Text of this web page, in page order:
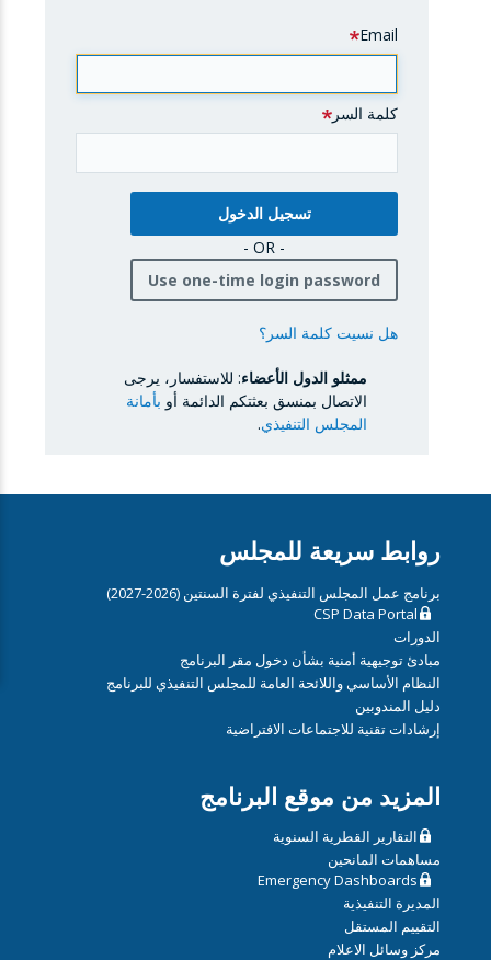
Email
كلمة السر
- OR -
Use one-time login password
هل نسيت كلمة السر؟
ممثلو الدول الأعضاء: للاستفسار، يرجى
الاتصال بمنسق بعثتكم الدائمة أو بأمانة
المجلس التنفيذي.
روابط سريعة للمجلس
برنامج عمل المجلس التنفيذي لفترة السنتين (2026-2027)
CSP Data Portal
الدورات
مبادئ توجيهية أمنية بشأن دخول مقر البرنامج
النظام الأساسي واللائحة العامة للمجلس التنفيذي للبرنامج
دليل المندوبين
إرشادات تقنية للاجتماعات الافتراضية
المزيد من موقع البرنامج
التقارير القطرية السنوية
مساهمات المانحين
Emergency Dashboards
المديرة التنفيذية
التقييم المستقل
مركز وسائل الاعلام